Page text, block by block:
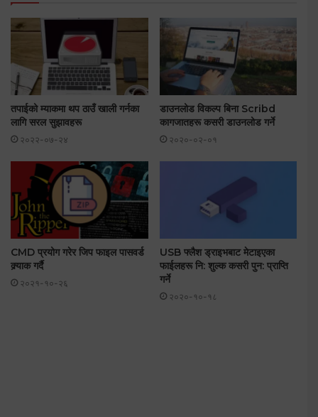
तपाईको म्याकमा थप ठाउँ खाली गर्नका
लागि सरल सुझावहरू
२०२२-०७-२४
डाउनलोड विकल्प बिना Scribd
कागजातहरू कसरी डाउनलोड गर्ने
२०२०-०२-०१
CMD प्रयोग गरेर जिप फाइल पासवर्ड
क्र्याक गर्दै
२०२१-१०-२६
USB फ्लैश ड्राइभबाट मेटाइएका
फाईलहरू नि: शुल्क कसरी पुन: प्राप्ति
गर्ने
२०२०-१०-१८